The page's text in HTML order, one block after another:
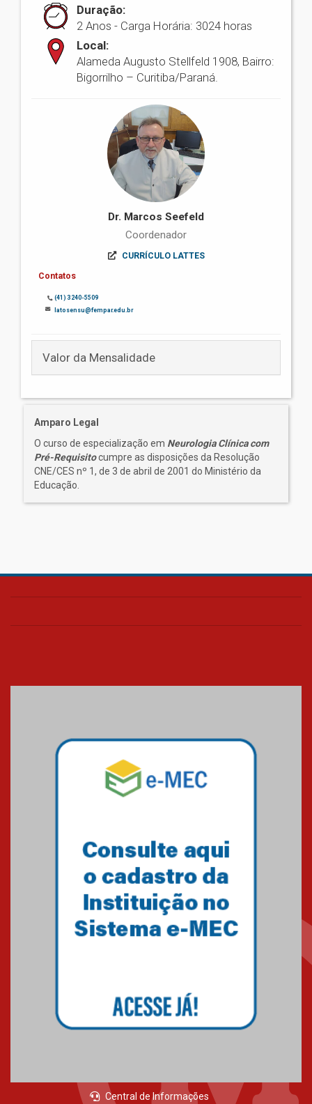
Duração:
2 Anos - Carga Horária: 3024 horas
Local:
Alameda Augusto Stellfeld 1908, Bairro:
Bigorrilho – Curitiba/Paraná.
Dr. Marcos Seefeld
Coordenador
CURRÍCULO LATTES
Contatos
(41) 3240-5509
latosensu@fempar.edu.br
Valor da Mensalidade
Amparo Legal
O curso de especialização em Neurologia Clínica com
Pré-Requisitocumpre as disposições da Resolução
CNE/CES nº 1, de 3 de abril de 2001 do Ministério da
Educação.
Central de Informações